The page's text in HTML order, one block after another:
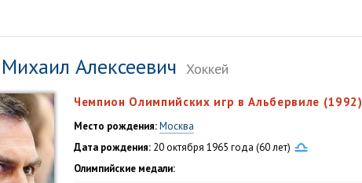
Алексеевич Хоккей
Чемпион Олимпийских игр в Альбервиле (1992)
Место рождения:Москва
Дата рождения: 20 октября 1965 года (60 лет)
Олимпийские медали: